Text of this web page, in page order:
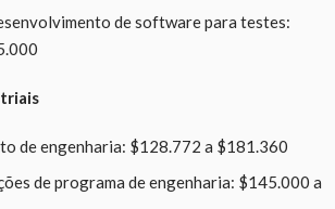
de software para testes:
de engenharia: $128.772 a $181.360
de programa de engenharia: $145.000 a